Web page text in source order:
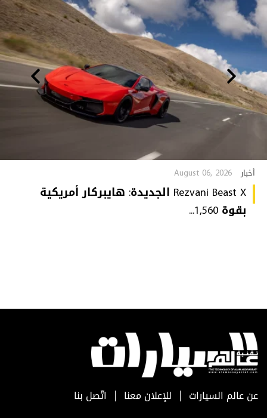
أخبار August 06, 2026
Rezvani Beast X الجديدة: هايبركار أمريكية
بقوة 1,560...
عن عالم السيارات للإعلان معنا اتّصل بنا